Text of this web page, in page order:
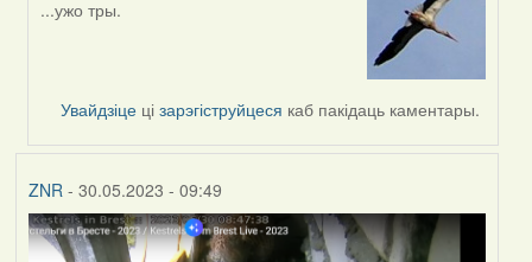
In
Feather
...ужо тры.
Увайдзіце цізарэгіструйцеся каб пакідаць каментары.
ZNR - 30.05.2023 - 09:49